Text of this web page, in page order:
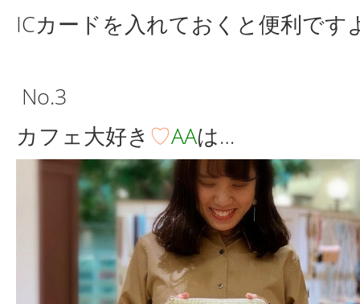
ICカードを入れておくと便利で
No.3
カフェ大好き ♡AAは…